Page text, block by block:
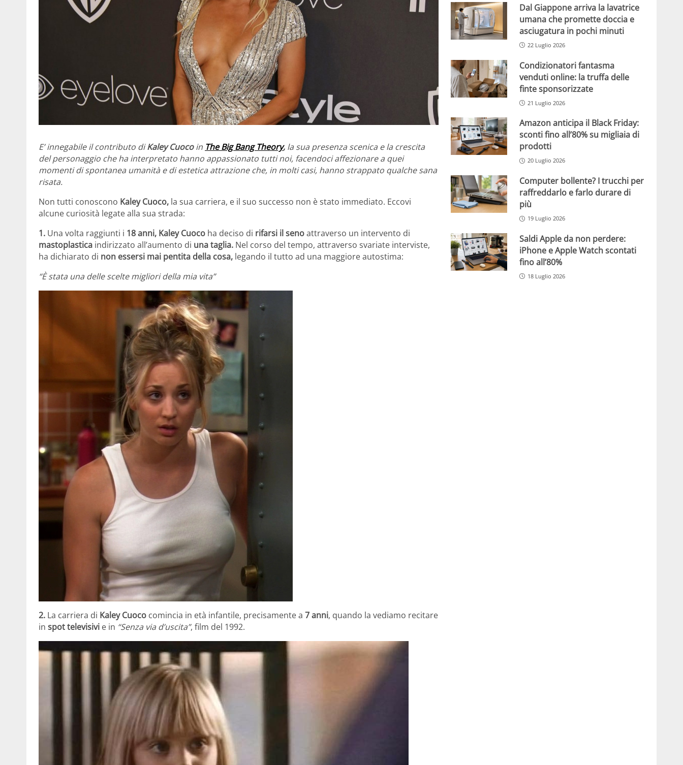
E’ innegabile il contributo diKaley Cuocoin The Big Bang Theory, la sua presenza scenica e la crescita
del personaggio che ha interpretato hanno appassionato tutti noi, facendoci affezionare a quei
momenti di spontanea umanità e di estetica attrazione che, in molti casi, hanno strappato qualche sana
risata.
Non tutti conoscono Kaley Cuoco, la sua carriera, e il suo successo non è stato immediato. Eccovi
alcune curiosità legate alla sua strada:
1. Una volta raggiunti i 18 anni, Kaley Cuoco ha deciso di rifarsi il senoattraverso un intervento di
mastoplastica indirizzato all’aumento di una taglia. Nel corso del tempo, attraverso svariate interviste,
ha dichiarato di non essersi mai pentita della cosa, legando il tutto ad una maggiore autostima:
“È stata una delle scelte migliori della mia vita”
2. La carriera di Kaley Cuoco comincia in età infantile, precisamente a 7 anni, quando la vediamo recitare
in spot televisivi e in “Senza via d’uscita”, film del 1992.
Dal Giappone arriva la lavatrice
umana che promette doccia e
asciugatura in pochi minuti
22 Luglio 2026
Condizionatori fantasma
venduti online: la truffa delle
finte sponsorizzate
21 Luglio 2026
Amazon anticipa il Black Friday:
sconti fino all’80% su migliaia di
prodotti
20 Luglio 2026
Computer bollente? I trucchi per
raffreddarlo e farlo durare di
più
19 Luglio 2026
Saldi Apple da non perdere:
iPhone e Apple Watch scontati
fino all’80%
18 Luglio 2026